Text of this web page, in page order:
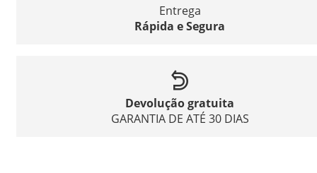
Entrega
Rápida e Segura
Devolução gratuita
GARANTIA DE ATÉ 30 DIAS